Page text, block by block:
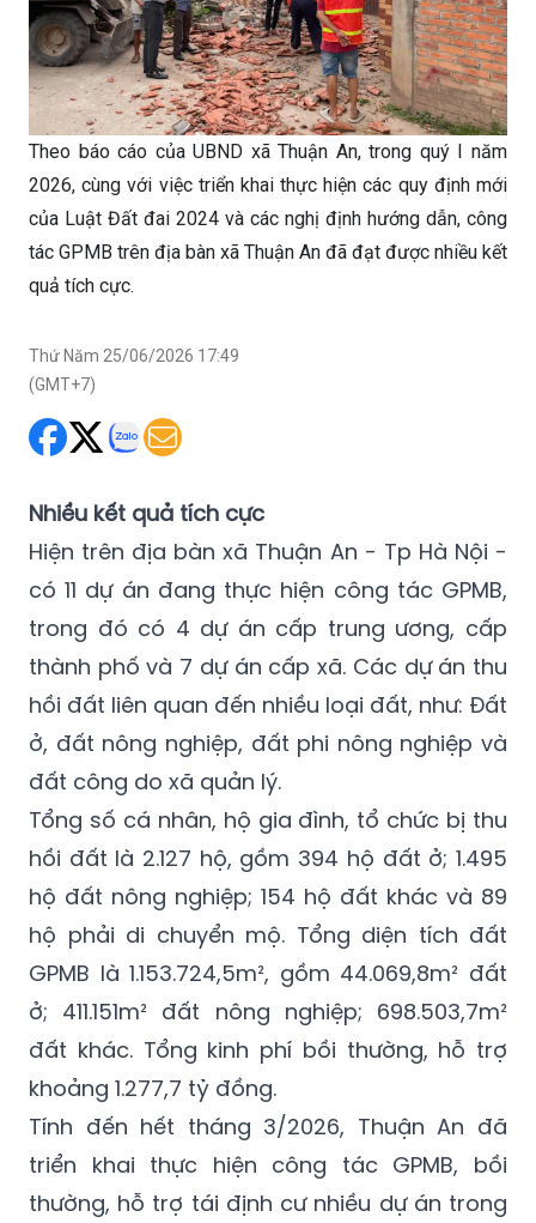
Theo báo cáo của UBND xã Thuận An, trong quý I năm
2026, cùng với việc triển khai thực hiện các quy định mới
của Luật Đất đai 2024 và các nghị định hướng dẫn, công
tác GPMB trên địa bàn xã Thuận An đã đạt được nhiều kết
quả tích cực.
Thứ Năm 25/06/2026 17:49
(GMT+7)
Nhiều kết quả tích cực
Hiện trên địa bàn xã Thuận An - Tp Hà Nội -
có 11 dự án đang thực hiện công tác GPMB,
trong đó có 4 dự án cấp trung ương, cấp
thành phố và 7 dự án cấp xã. Các dự án thu
hồi đất liên quan đến nhiều loại đất, như: Đất
ở, đất nông nghiệp, đất phi nông nghiệp và
đất công do xã quản lý.
Tổng số cá nhân, hộ gia đình, tổ chức bị thu
hồi đất là 2.127 hộ, gồm 394 hộ đất ở; 1.495
hộ đất nông nghiệp; 154 hộ đất khác và 89
hộ phải di chuyển mộ. Tổng diện tích đất
GPMB là 1.153.724,5m², gồm 44.069,8m² đất
ở; 411.151m² đất nông nghiệp; 698.503,7m²
đất khác. Tổng kinh phí bồi thường, hỗ trợ
khoảng 1.277,7 tỷ đồng.
Tính đến hết tháng 3/2026, Thuận An đã
triển khai thực hiện công tác GPMB, bồi
thường, hỗ trợ tái định cư nhiều dự án trong